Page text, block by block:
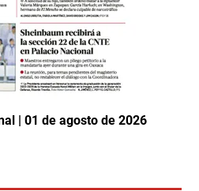
| 01 de agosto de 2026